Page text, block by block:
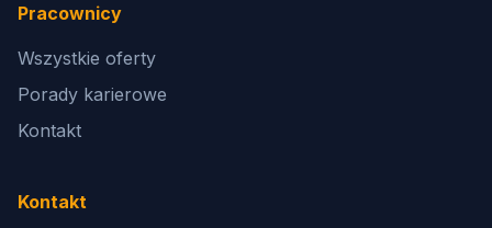
Pracownicy
Wszystkie oferty
Porady karierowe
Kontakt
Kontakt